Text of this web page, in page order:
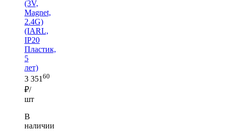
(3V,
Magnet,
2.4G)
(IARL,
IP20
Пластик,
5
лет)
3 351 60
₽/
шт
В
наличии